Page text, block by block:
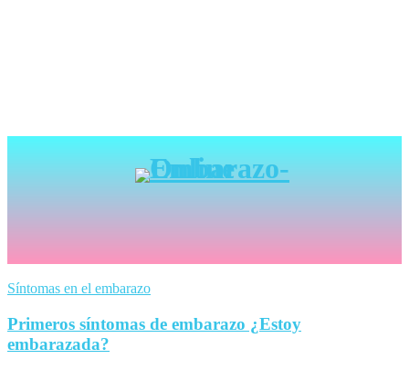
Síntomas en el embarazo
Primeros síntomas de embarazo ¿Estoy
embarazada?